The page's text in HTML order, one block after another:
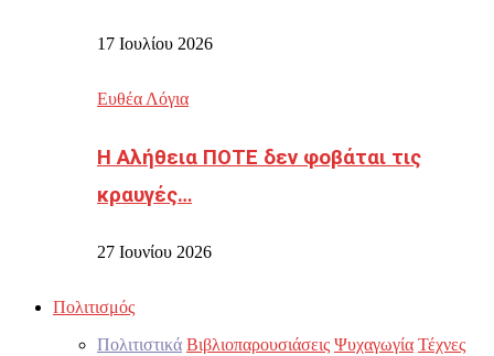
17 Ιουλίου 2026
Ευθέα Λόγια
Η Αλήθεια ΠΟΤΕ δεν φοβάται τις
κραυγές…
27 Ιουνίου 2026
Πολιτισμός
Πολιτιστικά Βιβλιοπαρουσιάσεις Ψυχαγωγία Τέχνες